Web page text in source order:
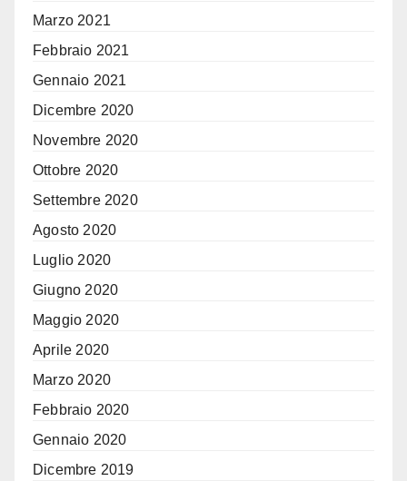
Marzo 2021
Febbraio 2021
Gennaio 2021
Dicembre 2020
Novembre 2020
Ottobre 2020
Settembre 2020
Agosto 2020
Luglio 2020
Giugno 2020
Maggio 2020
Aprile 2020
Marzo 2020
Febbraio 2020
Gennaio 2020
Dicembre 2019